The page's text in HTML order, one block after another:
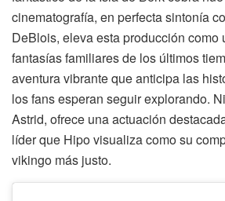
cinematografía, en perfecta sintonía
DeBlois, eleva esta producción como
fantasías familiares de los últimos
aventura vibrante que anticipa las
los fans esperan seguir explorando.
Astrid, ofrece una actuación
líder que Hipo visualiza como su
vikingo más justo.